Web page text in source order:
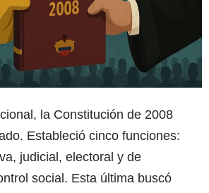
la Constitución de 2008
Estableció cinco funciones:
judicial, electoral y de
social. Esta última buscó